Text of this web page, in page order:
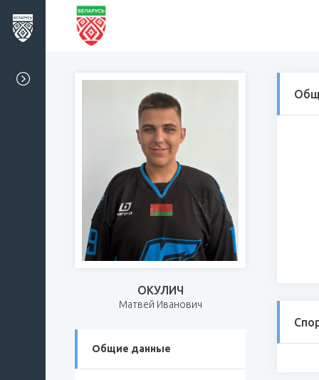
ОКУЛИЧ
Матвей Иванович
Общие данные